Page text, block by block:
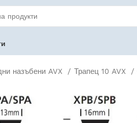
назъбени AVX Трапец 10 AVX